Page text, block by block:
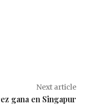
Next article
gana en Singapur